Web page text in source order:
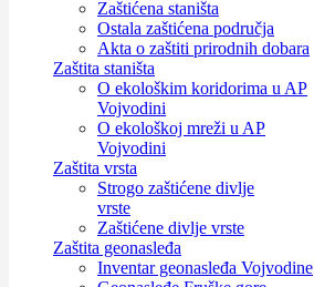
Zaštićena staništa
Ostala zaštićena područja
Akta o zaštiti prirodnih dobara
Zaštita staništa
O ekološkim koridorima u AP
Vojvodini
O ekološkoj mreži u AP
Vojvodini
Zaštita vrsta
Strogo zaštićene divlje
vrste
Zaštićene divlje vrste
Zaštita geonasleđa
Inventar geonasleđa Vojvodine